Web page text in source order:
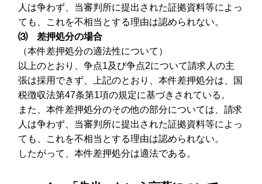
人は争わず、当審判所に提出された証拠資料等によっ
ても、これを不相当とする理由は認められない。
⑶ 差押処分の場合
（本件差押処分の適法性について）
以上のとおり、争点1及び争点2について請求人の主
張は採用できず、上記のとおり、本件差押処分は、国
税徴収法第47条第1項の規定に基づきされている。
また、本件差押処分のその他の部分については、請求
人は争わず、当審判所に提出された証拠資料等によっ
ても、これを不相当とする理由は認められない。
したがって、本件差押処分は適法である。